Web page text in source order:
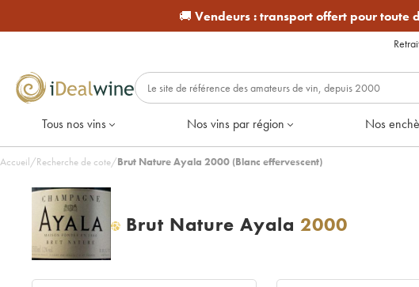
🚚 Vendeurs :transport offert pour toute
Tous nos vins Nos vins par région Nos
Accueil/Recherche de cote/Brut Nature Ayala 2000 (Blanc effervescent)
H Brut Nature Ayala 2000